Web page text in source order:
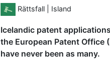
Rättsfall | Island
Icelandic patent
the European Patent Office
have never been as many.